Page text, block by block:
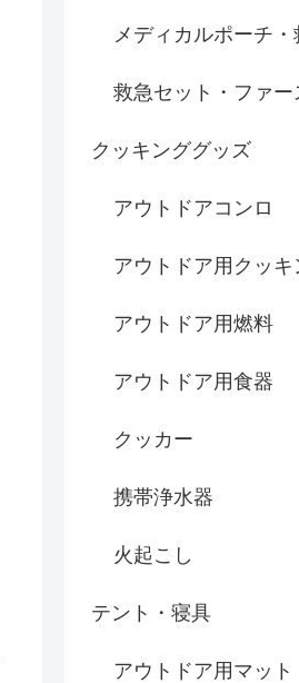
メディカルポーチ
救急セット・ファー
クッキンググッズ
アウトドアコンロ
アウトドア用クッ
アウトドア用燃料
アウトドア用食器
クッカー
携帯浄水器
火起こし
テント・寝具
アウトドア用マット